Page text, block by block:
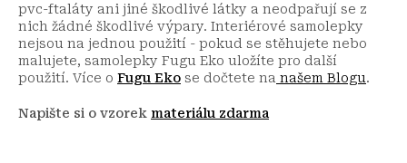
pvc-ftaláty ani jiné škodlivé látky a neodpařují se z
nich žádné škodlivé výpary. Interiérové samolepky
nejsou na jednou použití - pokud se stěhujete nebo
malujete, samolepky Fugu Eko uložíte pro další
použití. Více o Fugu Eko se dočtete na našem Blogu.
Napište si o vzorek materiálu zdarma